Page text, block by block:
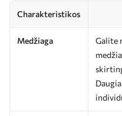
Charakteristikos
Medžiaga
Galite